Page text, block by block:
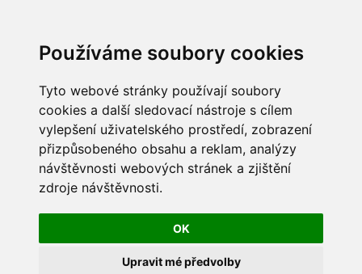
Používáme soubory cookies
Tyto webové stránky používají soubory
cookies a další sledovací nástroje s cílem
vylepšení uživatelského prostředí, zobrazení
přizpůsobeného obsahu a reklam, analýzy
návštěvnosti webových stránek a zjištění
zdroje návštěvnosti.
OK
Upravit mé předvolby